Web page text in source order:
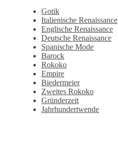
Gotik
Italienische Renaissance
Englische Renaissance
Deutsche Renaissance
Spanische Mode
Barock
Rokoko
Empire
Biedermeier
Zweites Rokoko
Gründerzeit
Jahrhundertwende